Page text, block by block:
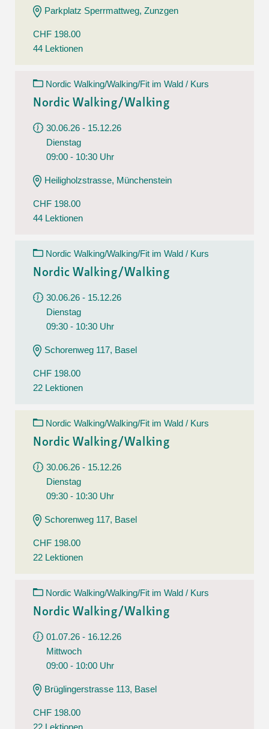
Parkplatz Sperrmattweg, Zunzgen
CHF 198.00
44 Lektionen
Nordic Walking/Walking/Fit im Wald / Kurs
Nordic Walking/Walking
30.06.26 - 15.12.26
Dienstag
09:00 - 10:30 Uhr
Heiligholzstrasse, Münchenstein
CHF 198.00
44 Lektionen
Nordic Walking/Walking/Fit im Wald / Kurs
Nordic Walking/Walking
30.06.26 - 15.12.26
Dienstag
09:30 - 10:30 Uhr
Schorenweg 117, Basel
CHF 198.00
22 Lektionen
Nordic Walking/Walking/Fit im Wald / Kurs
Nordic Walking/Walking
30.06.26 - 15.12.26
Dienstag
09:30 - 10:30 Uhr
Schorenweg 117, Basel
CHF 198.00
22 Lektionen
Nordic Walking/Walking/Fit im Wald / Kurs
Nordic Walking/Walking
01.07.26 - 16.12.26
Mittwoch
09:00 - 10:00 Uhr
Brüglingerstrasse 113, Basel
CHF 198.00
22 Lektionen